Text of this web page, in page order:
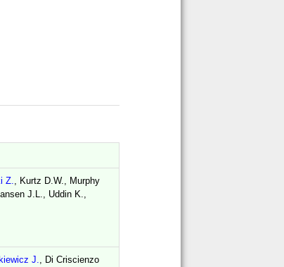
Z., Kurtz D.W., Murphy
J.L., Uddin K.,
J., Di Criscienzo